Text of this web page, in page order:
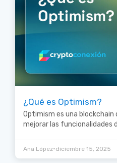
¿Qué es Optimism?
Optimism es una
mejorar las funcionalidades
Ana López•diciembre 15, 2025